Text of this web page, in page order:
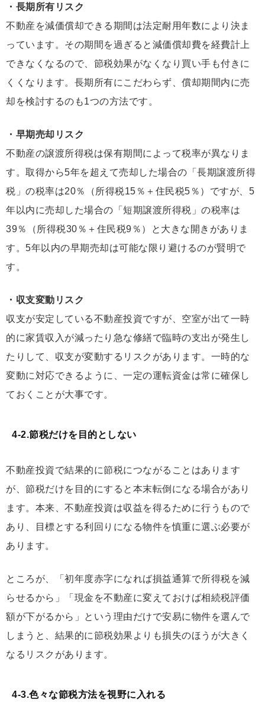
・長期所有リスク
不動産を減価償却できる期間は法定耐用年数により決ま
っています。その期間を過ぎると減価償却費を経費計上
できなくなるので、節税効果がなくなり買い手も付きに
くくなります。長期所有にこだわらず、償却期間内に売
却を検討するのも1つの方法です。
・早期売却リスク
不動産の譲渡所得税は保有期間によって税率が異なりま
す。取得から5年を超えて売却した場合の「長期譲渡所得
税」の税率は20％（所得税15％＋住民税5％）ですが、5
年以内に売却した場合の「短期譲渡所得税」の税率は
39％（所得税30％＋住民税9％）と大きな開きがありま
す。5年以内の早期売却は可能な限り避けるのが賢明で
す。
・収支変動リスク
収支が安定している不動産投資ですが、空室が出て一時
的に家賃収入が減ったり急な修繕で臨時の支出が発生し
たりして、収支が変動するリスクがあります。一時的な
変動に対応できるように、一定の運転資金は常に確保し
ておくことが大事です。
4-2.節税だけを目的としない
不動産投資で結果的に節税につながることはあります
が、節税だけを目的にすると本末転倒になる場合があり
ます。本来、不動産投資は収益を得るために行うもので
あり、目標とする利回りになる物件を慎重に選ぶ必要が
あります。
ところが、「初年度赤字になれば損益通算で所得税を減
らせるから」「現金を不動産に変えておけば相続税評価
額が下がるから」という理由だけで安易に物件を選んで
しまうと、結果的に節税効果よりも損失のほうが大きく
なるリスクがあります。
4-3.色々な節税方法を視野に入れる